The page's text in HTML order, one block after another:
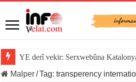
YE derî vekir: Serxwebûna
Malper/Tag:transperency